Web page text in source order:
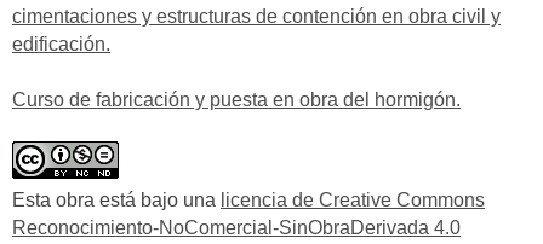
cimentaciones y estructuras de contención en obra civil y
edificación.
Curso de fabricación y puesta en obra del hormigón.
Esta obra está bajo una licencia de Creative Commons
Reconocimiento-NoComercial-SinObraDerivada 4.0